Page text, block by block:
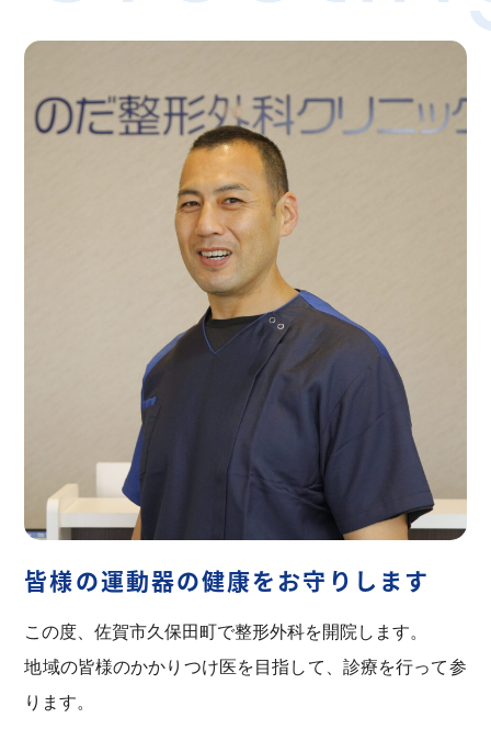
また玄関前への待つための椅子の設置も数に限りが
るのではなく、車でのお待ちいただきますよう重ね
てお願い申し上げます
他院様では事前に受付、待合室での診察開始待ちが
ある場合も多々あるかと存じます。その上で何卒患
者様には上記ご理解、ご対応いただきますようお願
ご案内
ゴールデンウィーク前後の分散来院のお願い
桜がまだまだ咲き誇っています。1年で一番過ごしや
すい季節なのかもしれませんね（花粉は凄いようで
さて今年もゴールデンウィークの時期となりまし
た。毎年この期間中患者様が多くご来院いただき長
時間の待ち時間が多々発生する事がございます。私
どもも精一杯患者様へ対応してまいりますが患者様
皆様の運動器の健康をお守りします
この度、佐賀市久保田町で整形外科を開院します。
地域の皆様のかかりつけ医を目指して、診療を行って参
ります。